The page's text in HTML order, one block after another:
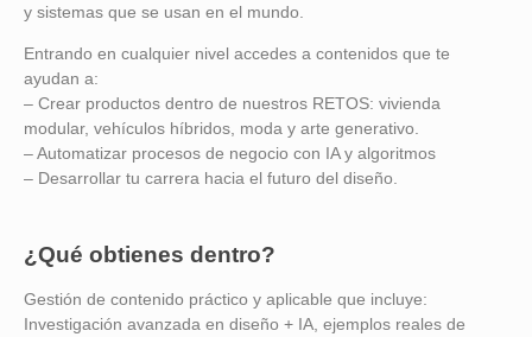
y sistemas que se usan en el mundo.
Entrando en cualquier nivel accedes a contenidos que te
ayudan a:
– Crear productos dentro de nuestros RETOS: vivienda
modular, vehículos híbridos, moda y arte generativo.
– Automatizar procesos de negocio con IA y algoritmos
– Desarrollar tu carrera hacia el futuro del diseño.
¿Qué obtienes dentro?
Gestión de contenido práctico y aplicable que incluye:
Investigación avanzada en diseño + IA, ejemplos reales de